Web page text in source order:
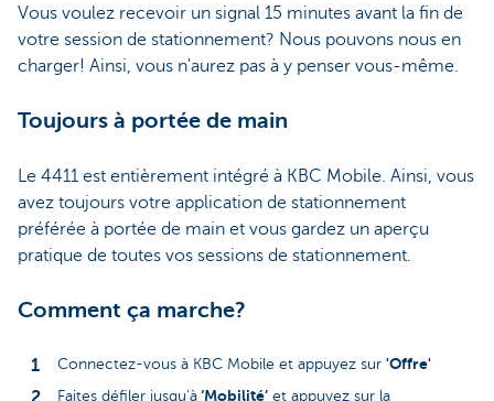
Vous voulez recevoir un signal 15 minutes avant la fin de
votre session de stationnement? Nous pouvons nous en
charger! Ainsi, vous n'aurez pas à y penser vous-même.
Toujours à portée de main
Le 4411 est entièrement intégré à KBC Mobile. Ainsi, vous
avez toujours votre application de stationnement
préférée à portée de main et vous gardez un aperçu
pratique de toutes vos sessions de stationnement.
Comment ça marche?
Connectez-vous à KBC Mobile et appuyez sur 'Offre'
Faites défiler jusqu'à ‘Mobilité’ et appuyez sur la